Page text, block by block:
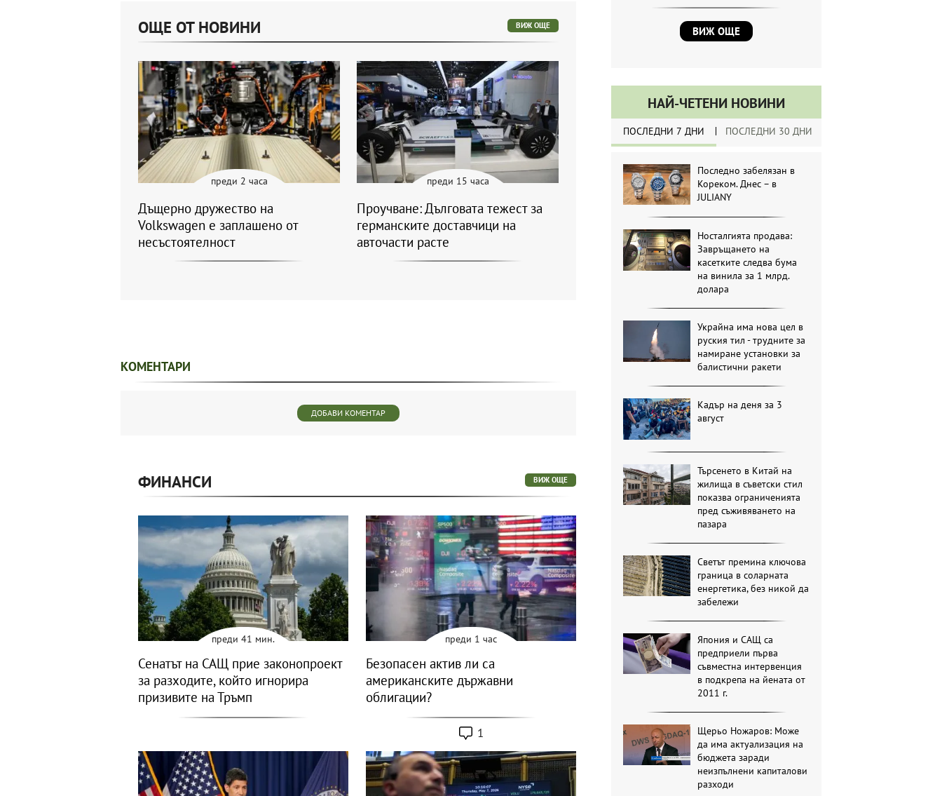
ВИЖ ОЩЕ
НАЙ-ЧЕТЕНИ НОВИНИ
ПОСЛЕДНИ 7 ДНИ ПОСЛЕДНИ 30 ДНИ
Последно забелязан в
Кореком. Днес – в
JULIANY
Носталгията продава:
Завръщането на
касетките следва бума
на винила за 1 млрд.
долара
Украйна има нова цел в
руския тил - трудните за
намиране установки за
балистични ракети
Кадър на деня за 3
август
Търсенето в Китай на
жилища в съветски стил
показва ограниченията
пред съживяването на
пазара
Светът премина ключова
граница в соларната
енергетика, без никой да
забележи
Япония и САЩ са
предприели първа
съвместна интервенция
в подкрепа на йената от
2011 г.
Щерьо Ножаров: Може
да има актуализация на
бюджета заради
неизпълнени капиталови
разходи
ОЩЕ ОТ НОВИНИ ВИЖ ОЩЕ
преди 2 часа
Дъщерно дружество на
Volkswagen е заплашено от
несъстоятелност
преди 15 часа
Проучване: Дълговата тежест за
германските доставчици на
авточасти расте
КОМЕНТАРИ
ДОБАВИ КОМЕНТАР
ФИНАНСИ ВИЖ ОЩЕ
преди 41 мин.
Сенатът на САЩ прие законопроект
за разходите, който игнорира
призивите на Тръмп
преди 1 час
Безопасен актив ли са
американските държавни
облигации?
1